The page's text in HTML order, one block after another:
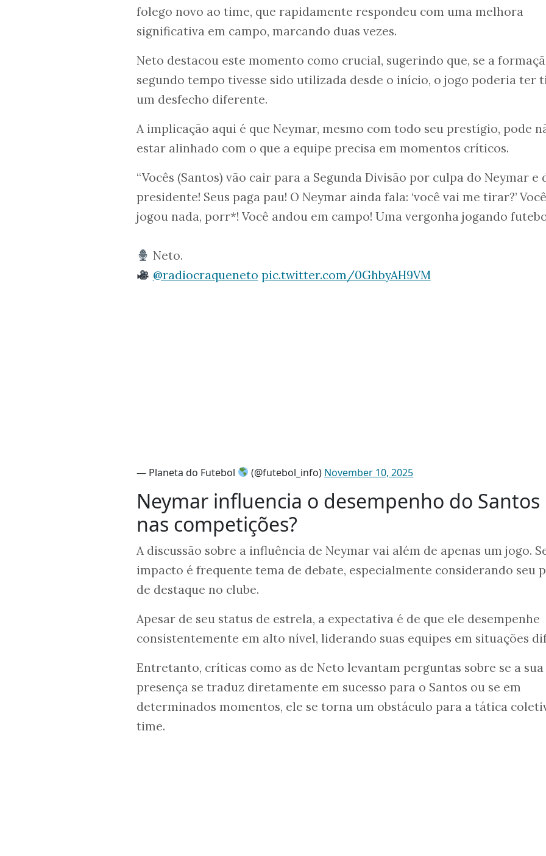
folego novo ao time, que rapidamente respondeu com uma melhora
significativa em campo, marcando duas vezes.
Neto destacou este momento como crucial, sugerindo que, se a
segundo tempo tivesse sido utilizada desde o início, o jogo poderia ter
um desfecho diferente.
A implicação aqui é que Neymar, mesmo com todo seu prestígio, pode
estar alinhado com o que a equipe precisa em momentos críticos.
“Vocês (Santos) vão cair para a Segunda Divisão por culpa do Neymar e
presidente! Seus paga pau! O Neymar ainda fala: ‘você vai me tirar?’
jogou nada, porr*! Você andou em campo! Uma vergonha jogando
Neto.
@radiocraqueneto pic.twitter.com/0GhbyAH9VM
— Planeta do Futebol (@futebol_info) November 10, 2025
Neymar influencia o desempenho do Santos
nas competições?
A discussão sobre a influência de Neymar vai além de apenas um jogo.
impacto é frequente tema de debate, especialmente considerando seu
de destaque no clube.
Apesar de seu status de estrela, a expectativa é de que ele desempenhe
consistentemente em alto nível, liderando suas equipes em situações
Entretanto, críticas como as de Neto levantam perguntas sobre se a sua
presença se traduz diretamente em sucesso para o Santos ou se em
determinados momentos, ele se torna um obstáculo para a tática
time.